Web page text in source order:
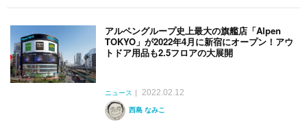
アルペングループ史上最大の旗艦店「Alpen
TOKYO」が2022年4月に新宿にオープン！アウ
トドア用品も2.5フロアの大展開
ニュース
2022.02.12
西島 なみこ